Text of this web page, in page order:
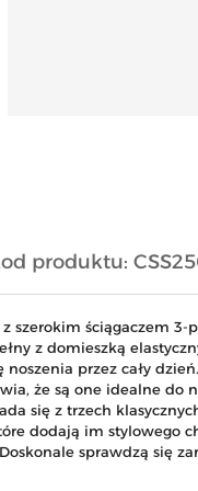
produktu:
szerokim ściągaczem
z domieszką
przez cały
że są one idealne
się z trzech
dodają im stylowego
sprawdzą się